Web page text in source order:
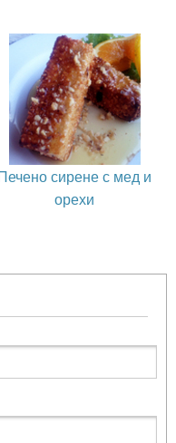
сирене с мед и
орехи